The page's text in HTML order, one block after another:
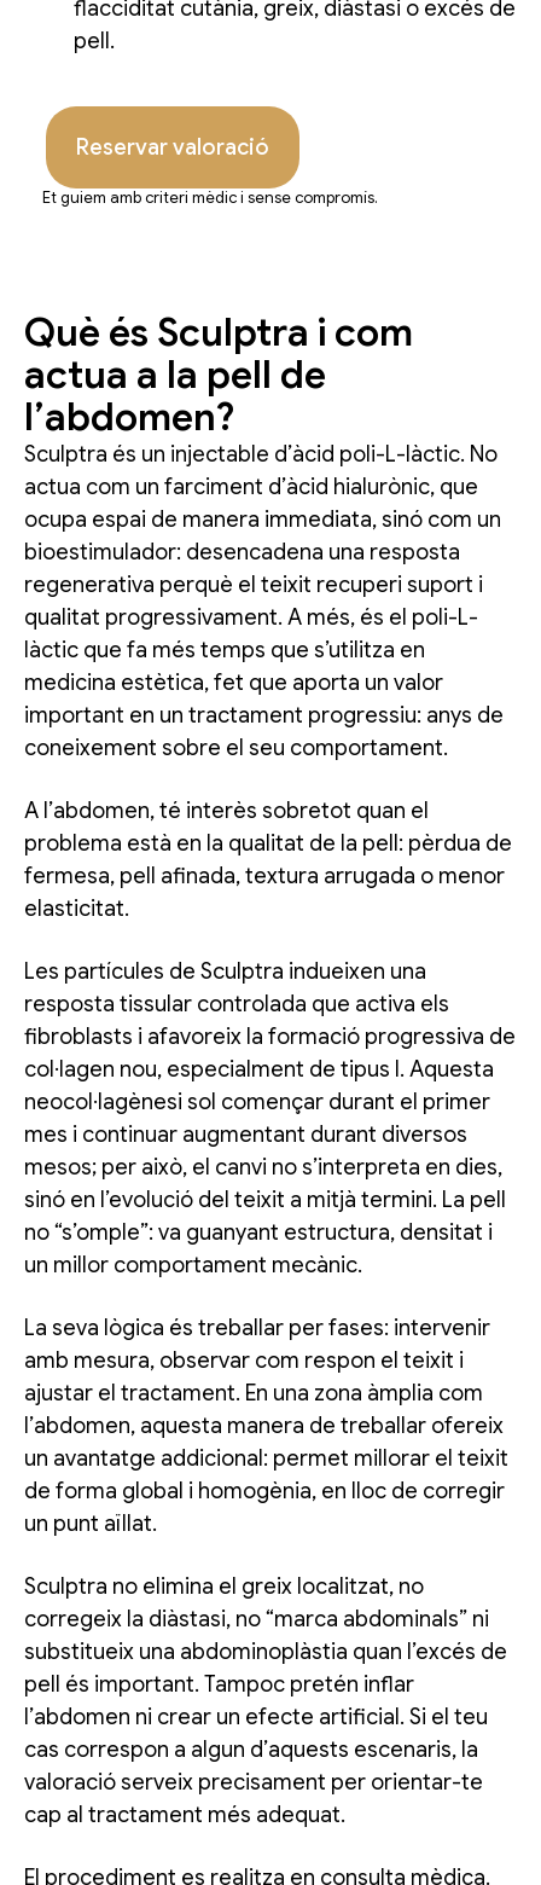
flacciditat cutània, greix, diàstasi o excés de
pell.
Reservar valoració
Et guiem amb criteri mèdic i sense compromís.
Què és Sculptra i com
actua a la pell de
l’abdomen?
Sculptra és un injectable d’àcid poli-L-làctic. No
actua com un farciment d’àcid hialurònic, que
ocupa espai de manera immediata, sinó com un
bioestimulador: desencadena una resposta
regenerativa perquè el teixit recuperi suport i
qualitat progressivament. A més, és el poli-L-
làctic que fa més temps que s’utilitza en
medicina estètica, fet que aporta un valor
important en un tractament progressiu: anys de
coneixement sobre el seu comportament.
A l’abdomen, té interès sobretot quan el
problema està en la qualitat de la pell: pèrdua de
fermesa, pell afinada, textura arrugada o menor
elasticitat.
Les partícules de Sculptra indueixen una
resposta tissular controlada que activa els
fibroblasts i afavoreix la formació progressiva de
col·lagen nou, especialment de tipus I. Aquesta
neocol·lagènesi sol començar durant el primer
mes i continuar augmentant durant diversos
mesos; per això, el canvi no s’interpreta en dies,
sinó en l’evolució del teixit a mitjà termini. La pell
no “s’omple”: va guanyant estructura, densitat i
un millor comportament mecànic.
La seva lògica és treballar per fases: intervenir
amb mesura, observar com respon el teixit i
ajustar el tractament. En una zona àmplia com
l’abdomen, aquesta manera de treballar ofereix
un avantatge addicional: permet millorar el teixit
de forma global i homogènia, en lloc de corregir
un punt aïllat.
Sculptra no elimina el greix localitzat, no
corregeix la diàstasi, no “marca abdominals” ni
substitueix una abdominoplàstia quan l’excés de
pell és important. Tampoc pretén inflar
l’abdomen ni crear un efecte artificial. Si el teu
cas correspon a algun d’aquests escenaris, la
valoració serveix precisament per orientar-te
cap al tractament més adequat.
El procediment es realitza en consulta mèdica.